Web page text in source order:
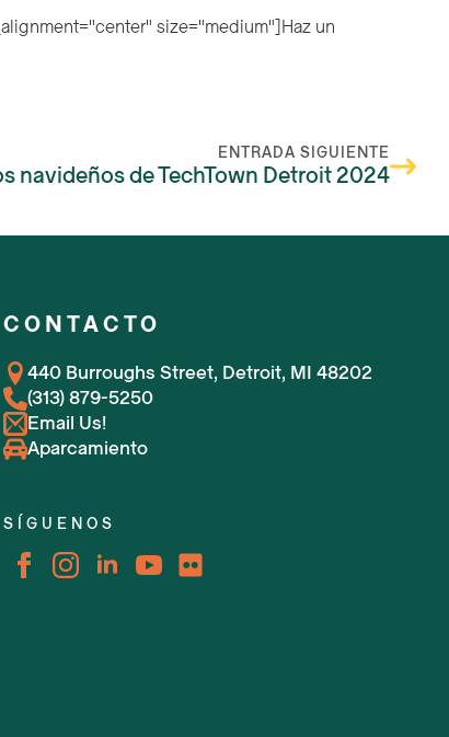
size="medium"]Haz un
ENTRADA SIGUIENTE
navideños de TechTown Detroit 2024
CONTACTO
440 Burroughs Street, Detroit, MI 48202
(313) 879-5250
Email Us!
Aparcamiento
SÍGUENOS